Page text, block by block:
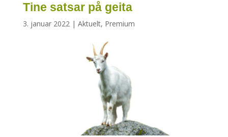
Tine satsar på geita
3. januar 2022| Aktuelt, Premium